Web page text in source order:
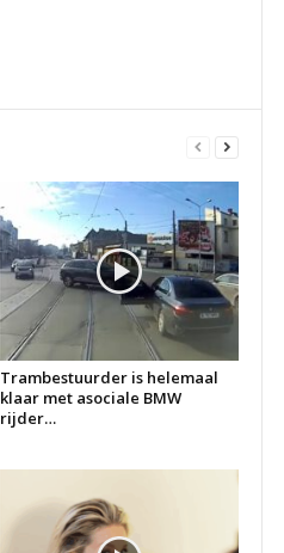
Trambestuurder is helemaal
klaar met asociale BMW
rijder…